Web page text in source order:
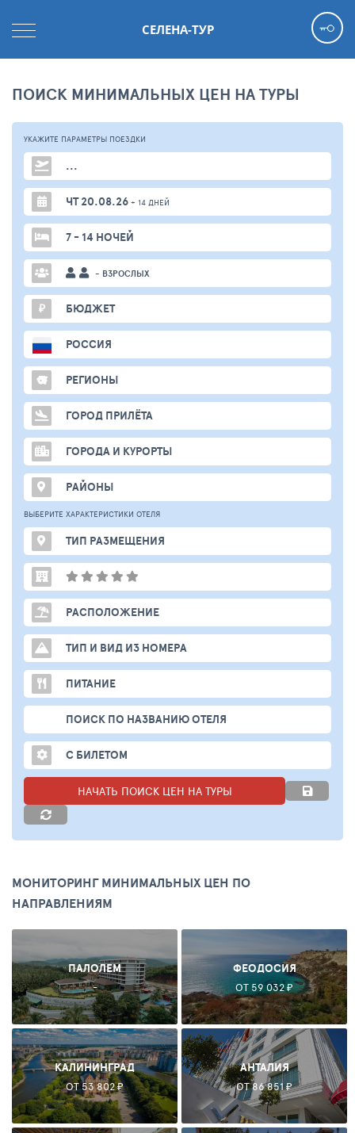
СЕЛЕНА-ТУР
ПОИСК МИНИМАЛЬНЫХ ЦЕН НА ТУРЫ
УКАЖИТЕ ПАРАМЕТРЫ ПОЕЗДКИ
...
ЧТ 20.08.26 + 14 ДНЕЙ
7 - 14 НОЧЕЙ
- ВЗРОСЛЫХ
₽ БЮДЖЕТ
РОССИЯ
РЕГИОНЫ
ГОРОД ПРИЛЁТА
ГОРОДА И КУРОРТЫ
РАЙОНЫ
ВЫБЕРИТЕ ХАРАКТЕРИСТИКИ ОТЕЛЯ
ТИП РАЗМЕЩЕНИЯ
РАСПОЛОЖЕНИЕ
ТИП И ВИД ИЗ НОМЕРА
ПИТАНИЕ
ПОИСК ПО НАЗВАНИЮ ОТЕЛЯ
С БИЛЕТОМ
НАЧАТЬ ПОИСК ЦЕН НА ТУРЫ
МОНИТОРИНГ МИНИМАЛЬНЫХ ЦЕН ПО
НАПРАВЛЕНИЯМ
ПАЛОЛЕМ
-
ФЕОДОСИЯ
ОТ 59 032 ₽
КАЛИНИНГРАД
ОТ 53 802 ₽
АНТАЛИЯ
ОТ 86 851 ₽